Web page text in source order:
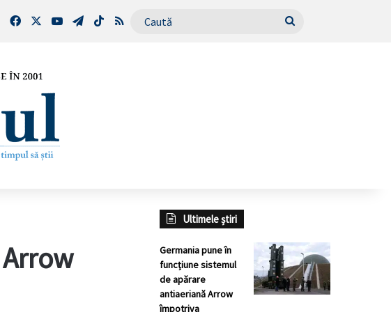
FacebookYouTubeTelegram
TikTokRSS Caută
Ultimele știri
Germania pune în
funcțiune sistemul
de apărare
antiaeriană Arrow
împotriva